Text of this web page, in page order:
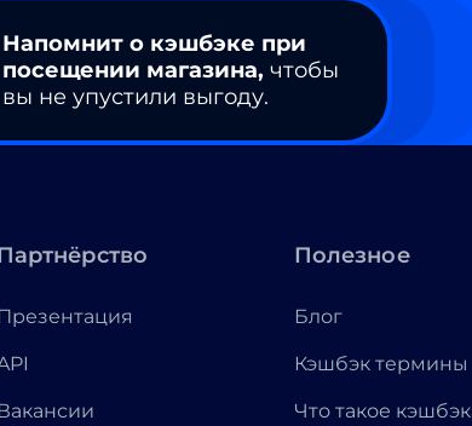
Напомнит о кэшбэке при
посещении магазина, чтобы
вы не упустили выгоду.
Презентация
Вакансии
Полезное
Блог
Кэшбэк термины
Что такое кэшбэк